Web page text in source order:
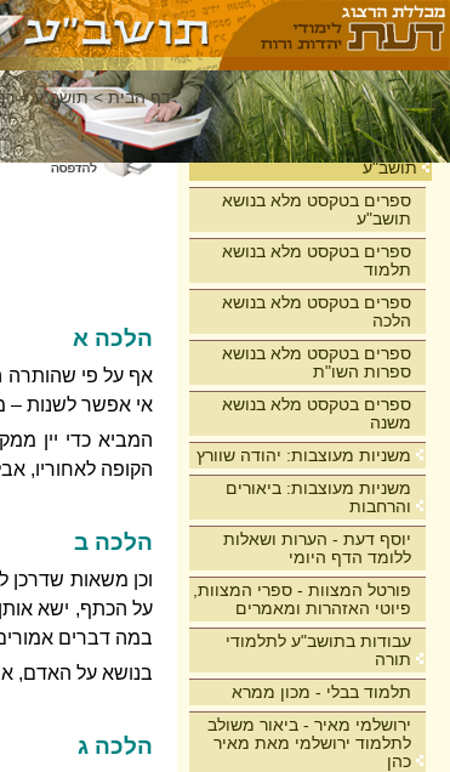
בית
תושב"ע
ספרים בטקסט מלא בנושא
תושב"ע
ספרים בטקסט מלא בנושא
תלמוד
ספרים בטקסט מלא בנושא
הלכה
ספרים בטקסט מלא בנושא
ספרות השו"ת
ספרים בטקסט מלא בנושא
משנה
משניות מעוצבות: יהודה שוורץ
משניות מעוצבות: ביאורים
והרחבות
יוסף דעת - הערות ושאלות
ללומד הדף היומי
פורטל המצוות - ספרי המצוות,
פיוטי האזהרות ומאמרים
עבודות בתושב"ע לתלמודי
תורה
תלמוד בבלי - מכון ממרא
ירושלמי מאיר - ביאור משולב
לתלמוד ירושלמי מאת מאיר
כהן
דף הבית >תושב"ע >
הלכה א
אף על פי שהותרה
אי אפשר לשנות –
המביא כדי יין
הקופה לאחוריו,
הלכה ב
וכן משאות שדרכן
על הכתף, ישא אותן
במה דברים
בנושא על האדם,
הלכה ג